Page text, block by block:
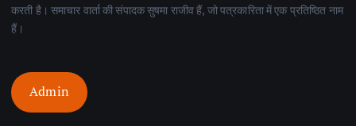
करती है। समाचार वार्ता की संपादक सुषमा राजीव हैं, जो पत्रकारिता में एक प्रतिष्ठित नाम
हैं।
Admin